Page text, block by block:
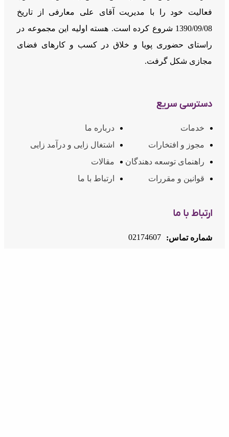
فعالیت خود را با مدیریت آقای علی معارفی از تاریخ
1390/09/08 شروع کرده است. هسته اولیه این مجموعه در
راستای حضوری پویا و خلاق در کسب و کارهای فضای
مجازی شکل گرفت.
دسترسی سریع
خدمات
درباره ما
مجوز و افتخارات
اشتغال زایی و درآمد زایی
راهنمای توسعه دهندگان
مقالات
قوانین و مقررات
ارتباط با ما
ارتباط با ما
شماره تماس:
02174607